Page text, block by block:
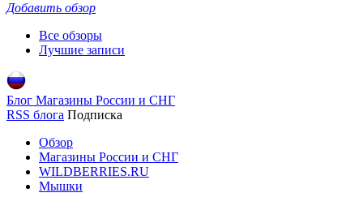
Добавить обзор
Все обзоры
Лучшие записи
Блог Магазины России и СНГ
RSS блога Подписка
Обзор
Магазины России и СНГ
WILDBERRIES.RU
Мышки